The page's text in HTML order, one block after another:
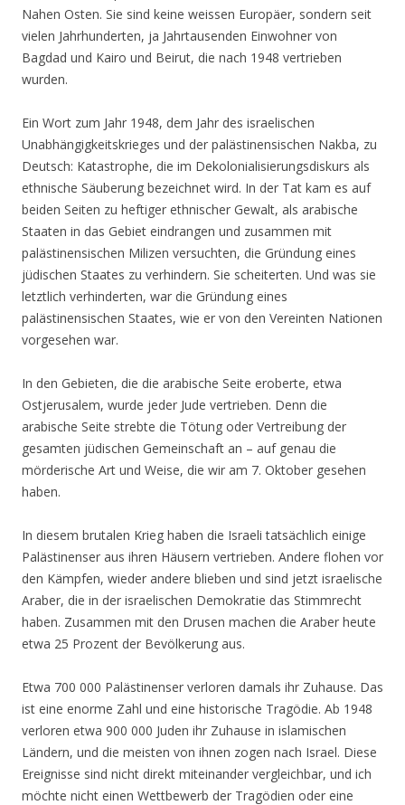
Nahen Osten. Sie sind keine weissen Europäer, sondern seit
vielen Jahrhunderten, ja Jahrtausenden Einwohner von
Bagdad und Kairo und Beirut, die nach 1948 vertrieben
wurden.
Ein Wort zum Jahr 1948, dem Jahr des israelischen
Unabhängigkeitskrieges und der palästinensischen Nakba, zu
Deutsch: Katastrophe, die im Dekolonialisierungsdiskurs als
ethnische Säuberung bezeichnet wird. In der Tat kam es auf
beiden Seiten zu heftiger ethnischer Gewalt, als arabische
Staaten in das Gebiet eindrangen und zusammen mit
palästinensischen Milizen versuchten, die Gründung eines
jüdischen Staates zu verhindern. Sie scheiterten. Und was sie
letztlich verhinderten, war die Gründung eines
palästinensischen Staates, wie er von den Vereinten Nationen
vorgesehen war.
In den Gebieten, die die arabische Seite eroberte, etwa
Ostjerusalem, wurde jeder Jude vertrieben. Denn die
arabische Seite strebte die Tötung oder Vertreibung der
gesamten jüdischen Gemeinschaft an – auf genau die
mörderische Art und Weise, die wir am 7. Oktober gesehen
haben.
In diesem brutalen Krieg haben die Israeli tatsächlich einige
Palästinenser aus ihren Häusern vertrieben. Andere flohen vor
den Kämpfen, wieder andere blieben und sind jetzt israelische
Araber, die in der israelischen Demokratie das Stimmrecht
haben. Zusammen mit den Drusen machen die Araber heute
etwa 25 Prozent der Bevölkerung aus.
Etwa 700 000 Palästinenser verloren damals ihr Zuhause. Das
ist eine enorme Zahl und eine historische Tragödie. Ab 1948
verloren etwa 900 000 Juden ihr Zuhause in islamischen
Ländern, und die meisten von ihnen zogen nach Israel. Diese
Ereignisse sind nicht direkt miteinander vergleichbar, und ich
möchte nicht einen Wettbewerb der Tragödien oder eine